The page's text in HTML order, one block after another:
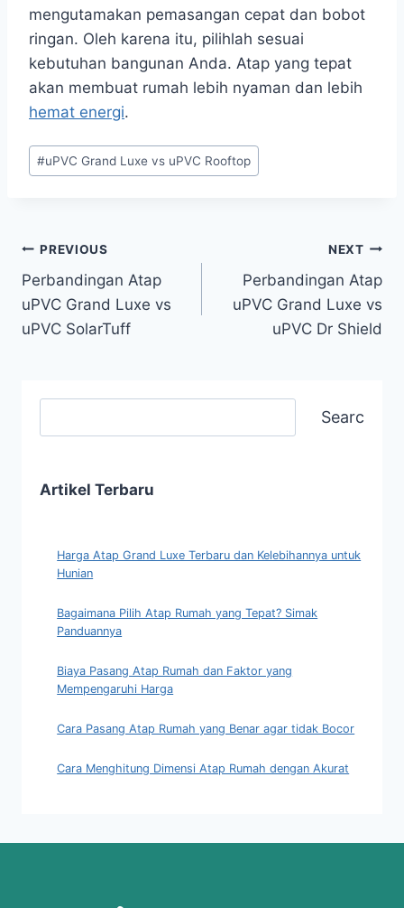
mengutamakan pemasangan cepat dan bobot
ringan. Oleh karena itu, pilihlah sesuai
kebutuhan bangunan Anda. Atap yang tepat
akan membuat rumah lebih nyaman dan lebih
hemat energi.
#uPVC Grand Luxe vs uPVC Rooftop
PREVIOUS
Perbandingan Atap
uPVC Grand Luxe vs
uPVC SolarTuff
NEXT
Perbandingan Atap
uPVC Grand Luxe vs
uPVC Dr Shield
Search
Artikel Terbaru
Harga Atap Grand Luxe Terbaru dan Kelebihannya untuk
Hunian
Bagaimana Pilih Atap Rumah yang Tepat? Simak
Panduannya
Biaya Pasang Atap Rumah dan Faktor yang
Mempengaruhi Harga
Cara Pasang Atap Rumah yang Benar agar tidak Bocor
Cara Menghitung Dimensi Atap Rumah dengan Akurat